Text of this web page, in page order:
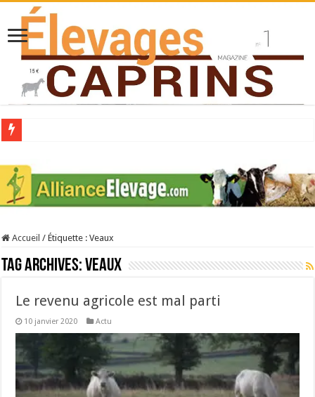
Stress thermique : quelles solutions concrètes pour protéger son troupeau ?
40 ans du Space : une présentation caprine quotidienne
La collecte de lait de chèvre confirme son rebond
Accueil / Étiquette :Veaux
Tag Archives:Veaux
Le revenu agricole est mal parti
10 janvier 2020 Actu